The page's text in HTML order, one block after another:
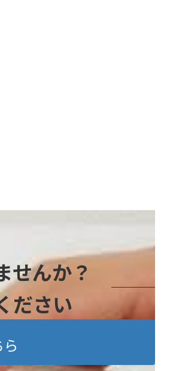
んか？
ださい